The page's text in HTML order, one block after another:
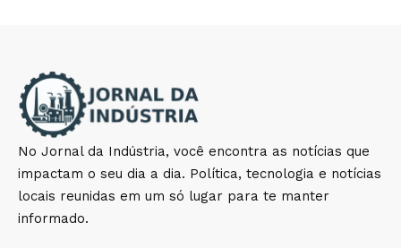
No Jornal da Indústria, você encontra as notícias que
impactam o seu dia a dia. Política, tecnologia e notícias
locais reunidas em um só lugar para te manter
informado.